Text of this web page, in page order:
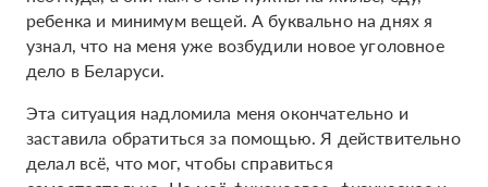
ребенка и минимум вещей. А буквально на днях я
узнал, что на меня уже возбудили новое уголовное
дело в Беларуси.
Эта ситуация надломила меня окончательно и
заставила обратиться за помощью. Я действительно
делал всё, что мог, чтобы справиться